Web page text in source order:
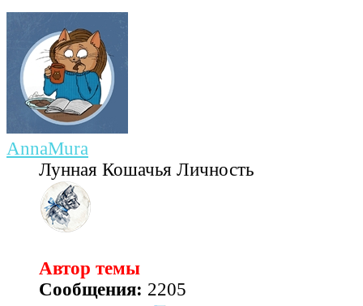
AnnaMura
Лунная Кошачья Личность
Автор темы
Сообщения: 2205